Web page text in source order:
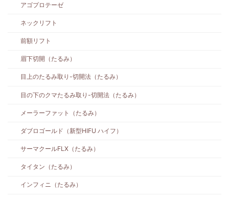
アゴプロテーゼ
ネックリフト
前額リフト
眉下切開（たるみ）
目上のたるみ取り-切開法（たるみ）
目の下のクマたるみ取り-切開法（たるみ）
メーラーファット（たるみ）
ダブロゴールド（新型HIFU ハイフ）
サーマクールFLX（たるみ）
タイタン（たるみ）
インフィニ（たるみ）